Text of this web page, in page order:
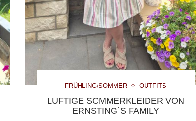
FRÜHLING/SOMMER OUTFITS
LUFTIGE SOMMERKLEIDER VON
ERNSTING´S FAMILY